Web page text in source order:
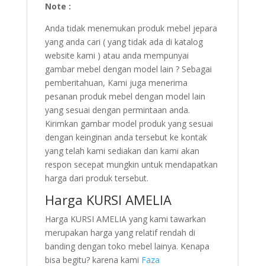
Note :
Anda tidak menemukan produk mebel jepara
yang anda cari ( yang tidak ada di katalog
website kami ) atau anda mempunyai
gambar mebel dengan model lain ? Sebagai
pemberitahuan, Kami juga menerima
pesanan produk mebel dengan model lain
yang sesuai dengan permintaan anda.
Kirimkan gambar model produk yang sesuai
dengan keinginan anda tersebut ke kontak
yang telah kami sediakan dan kami akan
respon secepat mungkin untuk mendapatkan
harga dari produk tersebut.
Harga KURSI AMELIA
Harga KURSI AMELIA yang kami tawarkan
merupakan harga yang relatif rendah di
banding dengan toko mebel lainya. Kenapa
bisa begitu? karena kami Faza